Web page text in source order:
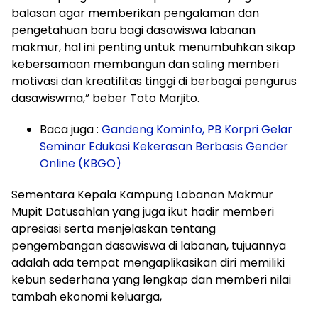
balasan agar memberikan pengalaman dan
pengetahuan baru bagi dasawiswa labanan
makmur, hal ini penting untuk menumbuhkan sikap
kebersamaan membangun dan saling memberi
motivasi dan kreatifitas tinggi di berbagai pengurus
dasawiswma,” beber Toto Marjito.
Baca juga : Gandeng Kominfo, PB Korpri Gelar
Seminar Edukasi Kekerasan Berbasis Gender
Online (KBGO)
Sementara Kepala Kampung Labanan Makmur
Mupit Datusahlan yang juga ikut hadir memberi
apresiasi serta menjelaskan tentang
pengembangan dasawiswa di labanan, tujuannya
adalah ada tempat mengaplikasikan diri memiliki
kebun sederhana yang lengkap dan memberi nilai
tambah ekonomi keluarga,